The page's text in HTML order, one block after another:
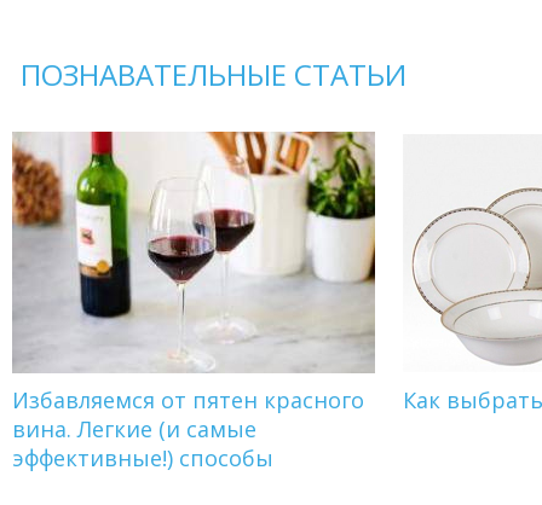
ПОЗНАВАТЕЛЬНЫЕ СТАТЬИ
Избавляемся от пятен красного
вина. Легкие (и самые
эффективные!) способы
Как